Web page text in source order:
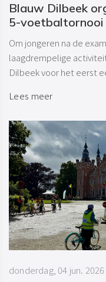
Blauw Dilbeek
5-voetbaltornooi
Om jongeren na de
laagdrempelige
Dilbeek voor het eerst
Lees meer
donderdag, 04 jun. 2026